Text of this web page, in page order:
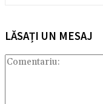
LĂSAȚI UN MESAJ